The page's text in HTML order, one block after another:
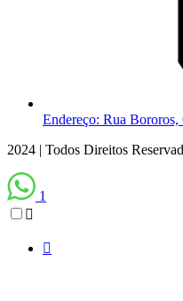
Endereço: Rua
2024 | Todos Direitos
1